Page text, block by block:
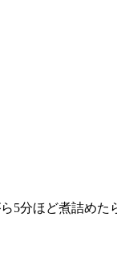
5分ほど煮詰めた